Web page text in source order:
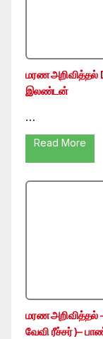
மரண அறிவித்தல்
இலண்டன்
…
Read More
மரண அறிவித்தல் –
வேவி ரீச்சர் )–